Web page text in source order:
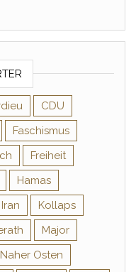
CDU
Faschismus
Freiheit
Hamas
Iran
Kollaps
Major
Naher Osten